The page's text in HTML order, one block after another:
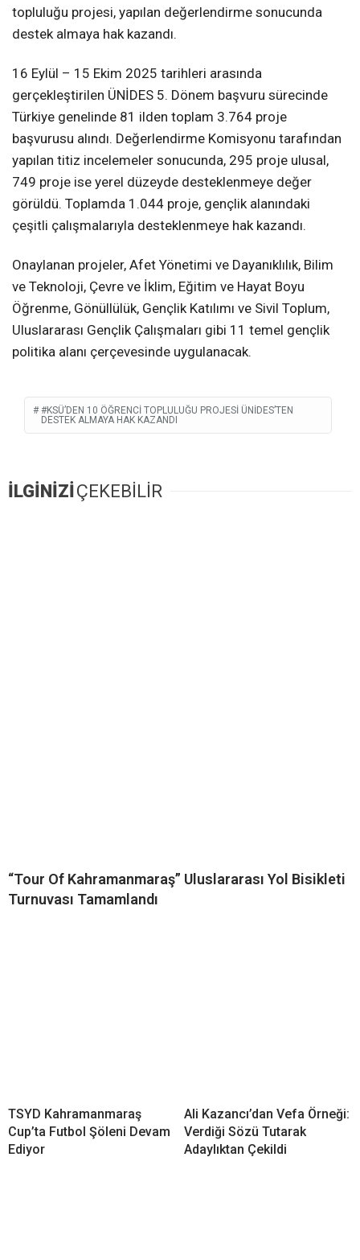
Facebook
Instagram
Youtube
topluluğu projesi, yapılan değerlendirme sonucunda
destek almaya hak kazandı.
16 Eylül – 15 Ekim 2025 tarihleri arasında
gerçekleştirilen ÜNİDES 5. Dönem başvuru sürecinde
Türkiye genelinde 81 ilden toplam 3.764 proje
başvurusu alındı. Değerlendirme Komisyonu tarafından
yapılan titiz incelemeler sonucunda, 295 proje ulusal,
749 proje ise yerel düzeyde desteklenmeye değer
görüldü. Toplamda 1.044 proje, gençlik alanındaki
çeşitli çalışmalarıyla desteklenmeye hak kazandı.
Onaylanan projeler, Afet Yönetimi ve Dayanıklılık, Bilim
ve Teknoloji, Çevre ve İklim, Eğitim ve Hayat Boyu
Öğrenme, Gönüllülük, Gençlik Katılımı ve Sivil Toplum,
Uluslararası Gençlik Çalışmaları gibi 11 temel gençlik
politika alanı çerçevesinde uygulanacak.
#KSÜ’DEN 10 ÖĞRENCI TOPLULUĞU PROJESI ÜNİDES’TEN
DESTEK ALMAYA HAK KAZANDI
İLGİNİZİ ÇEKEBİLİR
“Tour Of Kahramanmaraş” Uluslararası Yol Bisikleti
Turnuvası Tamamlandı
TSYD Kahramanmaraş
Cup’ta Futbol Şöleni Devam
Ediyor
Ali Kazancı’dan Vefa Örneği:
Verdiği Sözü Tutarak
Adaylıktan Çekildi